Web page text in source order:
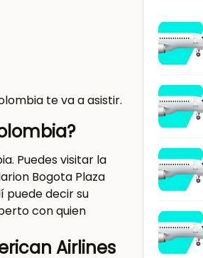
te va a asistir.
Puedes visitar la
Bogota Plaza
puede decir su
con quien
Airlines